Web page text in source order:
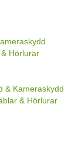
Hörlurar
& Kameraskydd
& Hörlurar